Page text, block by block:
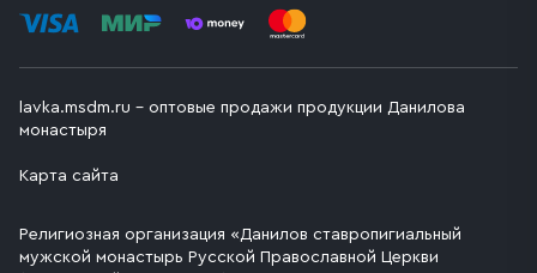
lavka.msdm.ru – оптовые продажи продукции Данилова
монастыря
Карта сайта
Религиозная организация «Данилов ставропигиальный
мужской монастырь Русской Православной Церкви